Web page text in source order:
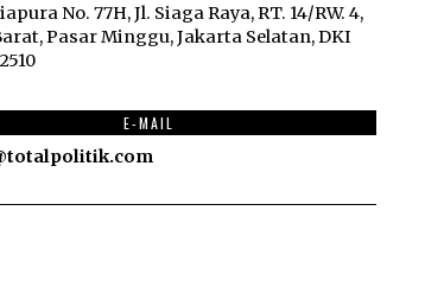
No. 77H, Jl. Siaga Raya, RT. 14/RW. 4,
Pasar Minggu, Jakarta Selatan, DKI
E-MAIL